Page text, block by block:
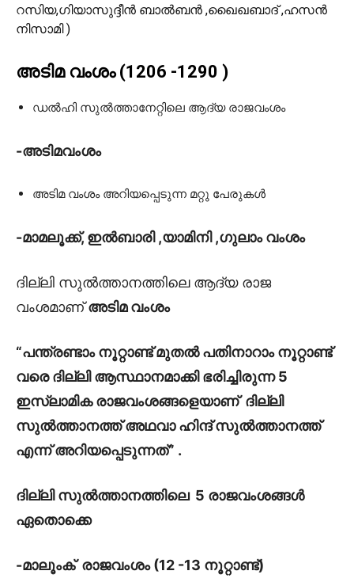
റസിയ,ഗിയാസുദ്ദീന്‍ ബാൽബൻ ,ഖൈഖബാദ് ,ഹസൻ
നിസാമി )
അടിമ വംശം (1206 -1290 )
ഡൽഹി സുൽത്താനേറ്റിലെ ആദ്യ രാജവംശം
-അടിമവംശം
അടിമ വംശം അറിയപ്പെടുന്ന മറ്റു പേരുകൾ
-മാമലൂക്ക്, ഇൽബാരി ,യാമിനി ,ഗുലാം വംശം
ദില്ലി സുൽത്താനത്തിലെ ആദ്യ രാജ
വംശമാണ്അടിമ വംശം
“പന്ത്രണ്ടാം നൂറ്റാണ്ട് മുതൽ പതിനാറാം നൂറ്റാണ്ട്
വരെ ദില്ലി ആസ്ഥാനമാക്കി ഭരിച്ചിരുന്ന 5
ഇസ്ലാമിക രാജവംശങ്ങളെയാണ് ദില്ലി
സുൽത്താനത്ത് അഥവാ ഹിന്ദ് സുൽത്താനത്ത്
എന്ന് അറിയപ്പെടുന്നത്” .
ദില്ലി സുൽത്താനത്തിലെ 5 രാജവംശങ്ങൾ
ഏതൊക്കെ
-മാലൂംക് രാജവംശം (12 -13 നൂറ്റാണ്ട്)